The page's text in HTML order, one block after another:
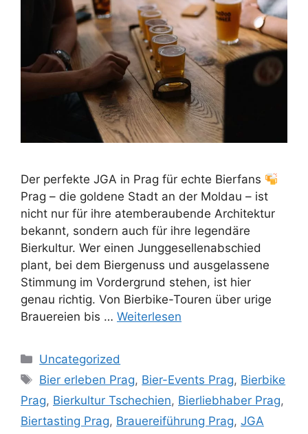
Der perfekte JGA in Prag für echte Bierfans
Prag – die goldene Stadt an der Moldau – ist
nicht nur für ihre atemberaubende Architektur
bekannt, sondern auch für ihre legendäre
Bierkultur. Wer einen Junggesellenabschied
plant, bei dem Biergenuss und ausgelassene
Stimmung im Vordergrund stehen, ist hier
genau richtig. Von Bierbike-Touren über urige
Brauereien bis … Weiterlesen
Kategorien
Uncategorized
Schlagwörter
Bier erleben Prag, Bier-Events Prag, Bierbike
Prag, Bierkultur Tschechien, Bierliebhaber Prag,
Biertasting Prag, Brauereiführung Prag, JGA